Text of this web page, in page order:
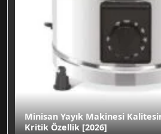
Minisan Yayık Makinesi
Kritik Özellik [2026]